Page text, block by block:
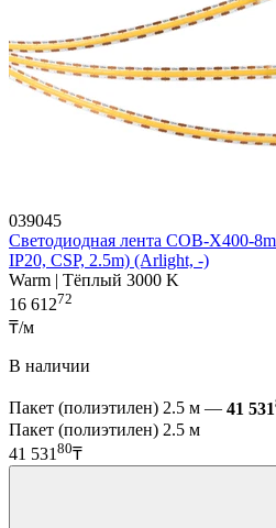
039045
Светодиодная лента COB-X400-
IP20, CSP, 2.5m) (Arlight, -)
Warm | Тёплый 3000 K
16 61272
₸/м
В наличии
Пакет (полиэтилен) 2.5 м — 41 531
Пакет (полиэтилен) 2.5 м
41 531 80₸